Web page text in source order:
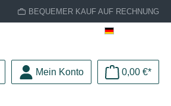
BEQUEMER KAUF AUF RECHNUNG
Du hast 0 Produkte auf dem Merkzettel
Mein Konto 0,00 €*